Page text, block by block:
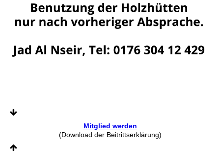
Mitglied werden
(Download der Beitrittserklärung)